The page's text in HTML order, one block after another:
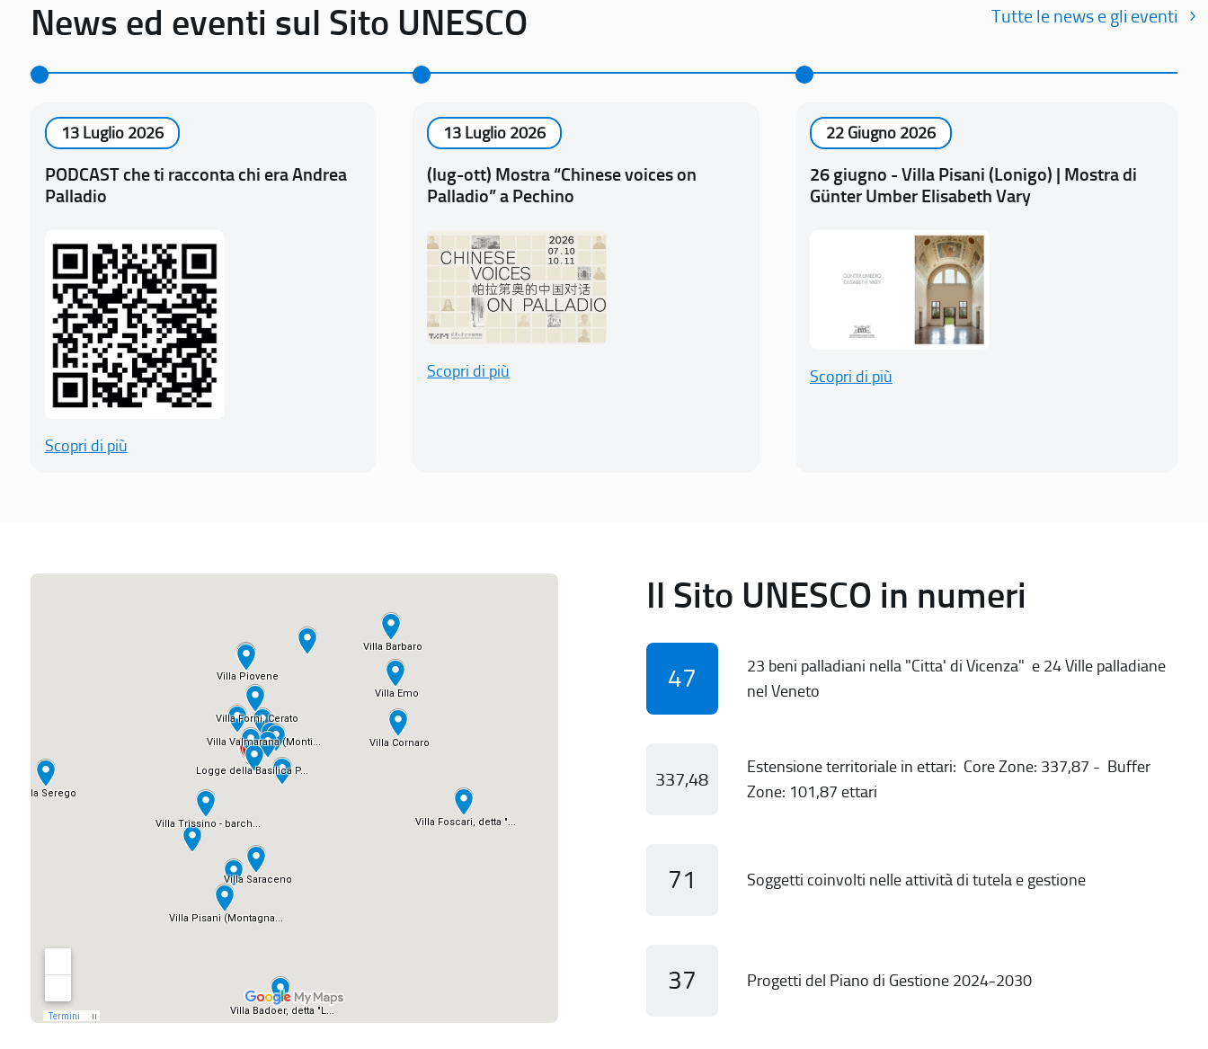
News ed eventi sul Sito UNESCO Tutte le news e gli eventi
13 Luglio 2026
PODCAST che ti racconta chi era Andrea
Palladio
Scopri di più
13 Luglio 2026
(lug-ott) Mostra “Chinese voices on
Palladio” a Pechino
Scopri di più
22 Giugno 2026
26 giugno - Villa Pisani (Lonigo) | Mostra di
Günter Umber Elisabeth Vary
Scopri di più
Il Sito UNESCO in numeri
47
23 beni palladiani nella "Citta' di Vicenza" e 24 Ville palladiane
nel Veneto
337,48
Estensione territoriale in ettari: Core Zone: 337,87 - Buffer
Zone: 101,87 ettari
71 Soggetti coinvolti nelle attività di tutela e gestione
37 Progetti del Piano di Gestione 2024-2030